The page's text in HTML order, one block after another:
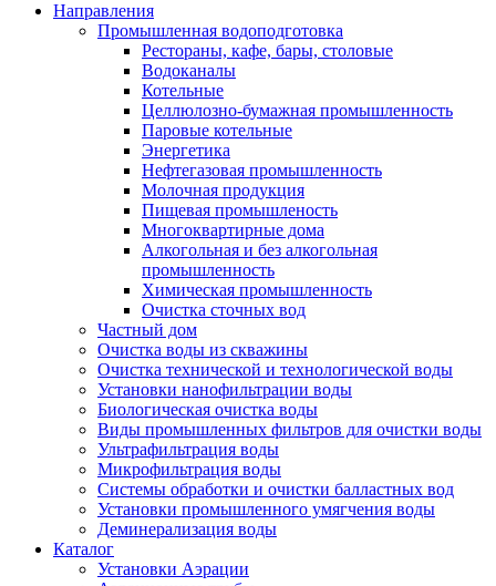
Направления
Промышленная водоподготовка
Рестораны, кафе, бары, столовые
Водоканалы
Котельные
Целлюлозно-бумажная промышленность
Паровые котельные
Энергетика
Нефтегазовая промышленность
Молочная продукция
Пищевая промышленость
Многоквартирные дома
Алкогольная и без алкогольная
промышленность
Химическая промышленность
Очистка сточных вод
Частный дом
Очистка воды из скважины
Очистка технической и технологической воды
Установки нанофильтрации воды
Биологическая очистка воды
Виды промышленных фильтров для очистки воды
Ультрафильтрация воды
Микрофильтрация воды
Системы обработки и очистки балластных вод
Установки промышленного умягчения воды
Деминерализация воды
Каталог
Установки Аэрации